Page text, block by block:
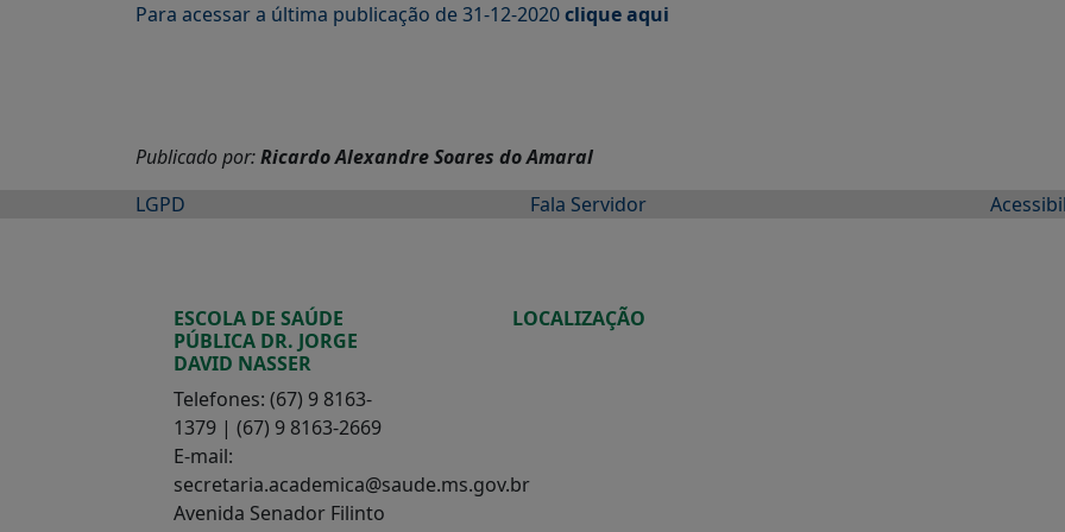
Para acessar a última publicação de 31-12-2020clique aqui
Publicado por:Ricardo Alexandre Soares do Amaral
LGPD
Fala Servidor
ESCOLA DE SAÚDE
PÚBLICA DR. JORGE
DAVID NASSER
Telefones: (67) 9 8163-
1379 | (67) 9 8163-2669
E-mail:
secretaria.academica@saude.ms.gov.br
Avenida Senador Filinto
LOCALIZAÇÃO